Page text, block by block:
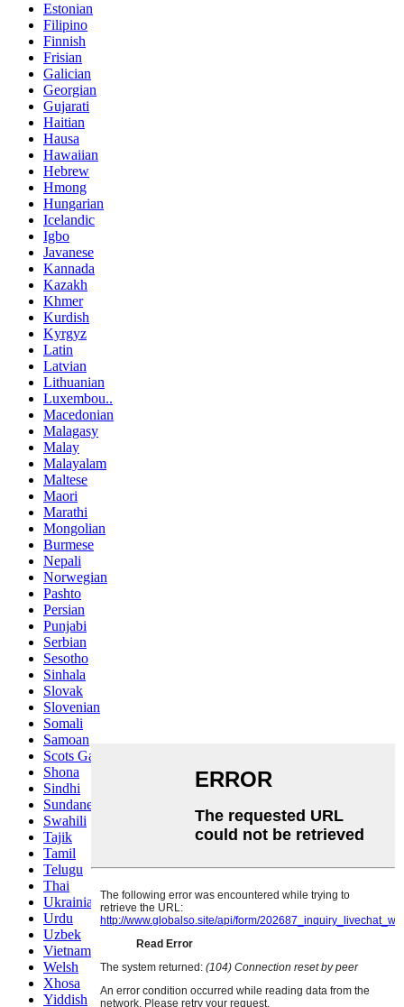
Estonian
Filipino
Finnish
Frisian
Galician
Georgian
Gujarati
Haitian
Hausa
Hawaiian
Hebrew
Hmong
Hungarian
Icelandic
Igbo
Javanese
Kannada
Kazakh
Khmer
Kurdish
Kyrgyz
Latin
Latvian
Lithuanian
Luxembou..
Macedonian
Malagasy
Malay
Malayalam
Maltese
Maori
Marathi
Mongolian
Burmese
Nepali
Norwegian
Pashto
Persian
Punjabi
Serbian
Sesotho
Sinhala
Slovak
Slovenian
Somali
Samoan
Scots Gaelic
Shona
Sindhi
Sundanese
Swahili
Tajik
Tamil
Telugu
Thai
Ukrainian
Urdu
Uzbek
Vietnamese
Welsh
Xhosa
Yiddish